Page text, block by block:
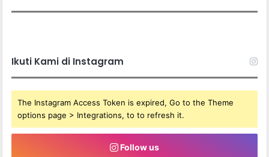
Ikuti Kami di Instagram
The Instagram Access Token is expired, Go to the Theme
options page > Integrations, to to refresh it.
Follow us